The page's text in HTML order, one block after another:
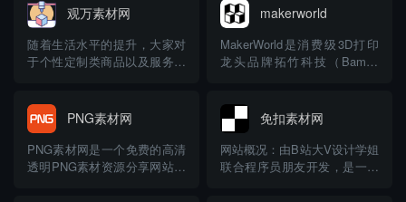
观万素材网
随着生活水平的提升，大家对
于个性定制类商品以及服务越
上面随处可见提供此类服务的
商家，今天小编给大家介绍的
是定制领域一个比较小众的细
分赛道，“3D打印”，顾名思
makerworld
MakerWorld是消费级3D打印
龙头品牌拓竹科技（Bambu
下载站，更是一个集成了AI生
成、创作工具和完整打印流程
的生态系统。 🔍 平台核心特
点一览 平台定位：拓竹科技旗
PNG素材网
PNG素材网是一个免费的高清
透明PNG素材资源分享网站。
免扣素材网
网站概况：由B站大V设计学姐
联合程序员朋友开发，是一个